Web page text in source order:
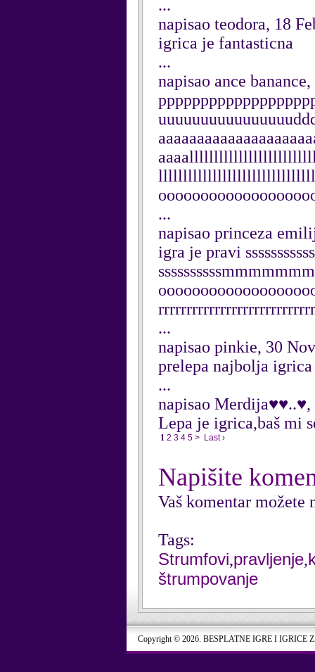
...
napisao teodora, 18
igrica je fantasticna
...
napisao ance
...
napisao princeza
igra je pravi
...
napisao pinkie, 30
prelepa najbolja igrica
...
napisao Merdija♥♥..♥,
Lepa je igrica,baš mi
1 2 3 4 5 > Last ›
Napišite
Vaš komentar možete
Tags:
Strumfovi,pravljenje,
štrumpovanje
Copyright © 2026. BESPLATNE IGRE I IGRICE